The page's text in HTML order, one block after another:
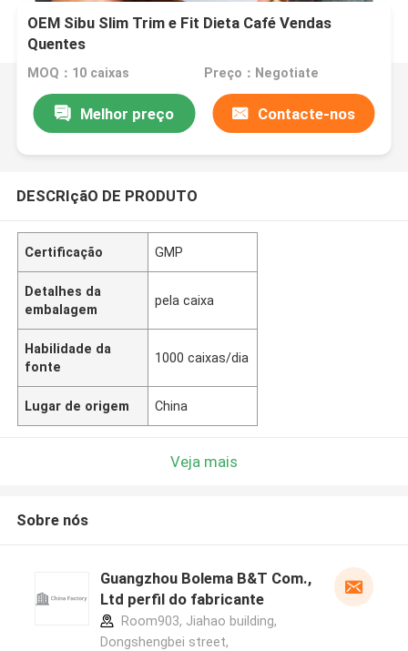
OEM Sibu Slim Trim e Fit Dieta Café Vendas
Quentes
MOQ：10 caixas Preço：Negotiate
Melhor preço Contacte-nos
DESCRIçãO DE PRODUTO
Certificação GMP
Detalhes da
embalagem
pela caixa
Habilidade da
fonte
1000 caixas/dia
Lugar de origem China
Veja mais
Sobre nós
Guangzhou Bolema B&T Com.,
Ltd perfil do fabricante
Room903, Jiahao building,
Dongshengbei street,